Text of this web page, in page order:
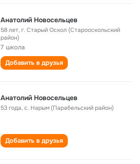
Анатолий Новосельцев
58 лет,г. Старый Оскол (Старооскольский
район)
7 школа
Добавить в друзья
Анатолий Новосельцев
53 года,с. Нарым (Парабельский район)
Добавить в друзья